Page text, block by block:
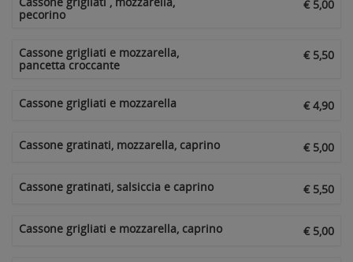
pecorino
€ 5,00
Cassone grigliati e mozzarella,
pancetta croccante
€ 5,50
Cassone grigliati e mozzarella € 4,90
Cassone gratinati, mozzarella, caprino € 5,00
Cassone gratinati, salsiccia e caprino € 5,50
Cassone grigliati e mozzarella, caprino € 5,00